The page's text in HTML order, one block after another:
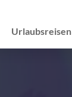
Urlaubsreisen